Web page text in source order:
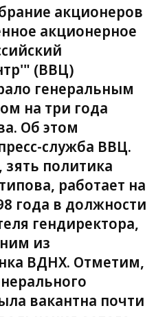
акционеров
акционерное
(ВВЦ)
генеральным
на три года
Об этом
служба ВВЦ.
политика
работает на
года в должности
гендиректора,
из
ВДНХ. Отметим,
вакантна почти